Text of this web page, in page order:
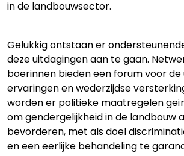
in de landbouwsector.
Gelukkig ontstaan er
deze uitdagingen aan te gaan.
boerinnen bieden een forum voor de
ervaringen en wederzijdse
worden er politieke maatregelen
om gendergelijkheid in de landbouw
bevorderen, met als doel
en een eerlijke behandeling te